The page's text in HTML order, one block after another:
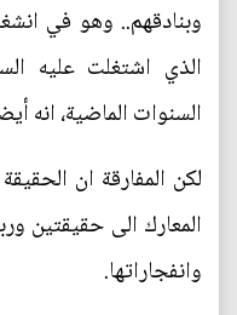
وبنادقهم.. وهو في
الذي اشتغلت عليه
السنوات الماضية، انه
لكن المفارقة ان
المعارك الى حقيقتين
وانفجاراتها.